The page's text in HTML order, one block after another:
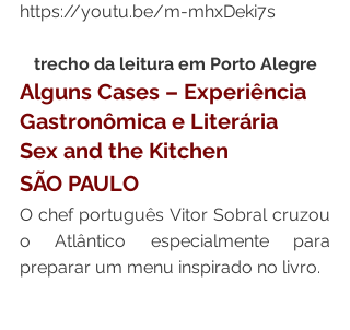
trecho da leitura em Porto Alegre
Alguns Cases – Experiência
Gastronômica e Literária
Sex and the Kitchen
SÃO PAULO
O chef português Vitor Sobral cruzou
o Atlântico especialmente para
preparar um menu inspirado no livro.